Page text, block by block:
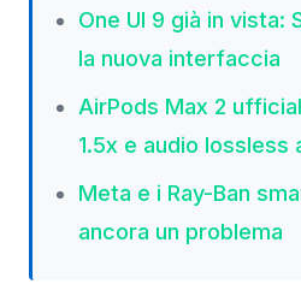
One UI 9 già in vista:
la nuova interfaccia
AirPods Max 2
1.5x e audio lossless
Meta e i Ray-Ban
ancora un problema